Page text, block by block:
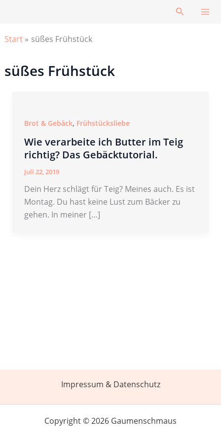
Suchen
Start süßes Frühstück
süßes Frühstück
Brot & Gebäck, Frühstücksliebe
Wie verarbeite ich Butter im Teig
richtig? Das Gebäcktutorial.
Juli 22, 2019
Dein Herz schlägt für Teig? Meines auch. Es ist
Montag. Du hast keine Lust zum Bäcker zu
gehen. In meiner […]
Impressum & Datenschutz
Copyright © 2026 Gaumenschmaus